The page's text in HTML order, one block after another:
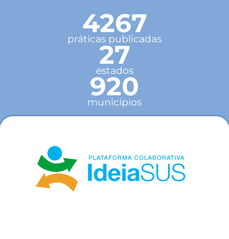
4267
práticas publicadas
27
estados
920
municípios